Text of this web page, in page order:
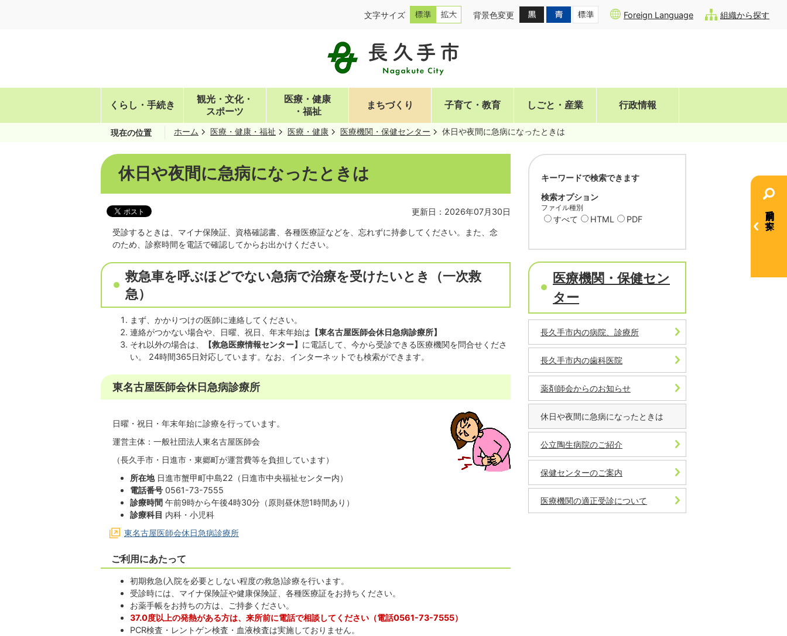
文字サイズ 背景色変更 Foreign Language 組織から探す
くらし・手続き
観光・文化・
スポーツ
医療・健康
・福祉
まちづくり 子育て・教育 しごと・産業 行政情報
目的別で探す
現在の位置 ホーム 医療・健康・福祉 医療・健康 医療機関・保健センター 休日や夜間に急病になったときは
休日や夜間に急病になったときは
更新日：2026年07月30日
受診するときは、マイナ保険証、資格確認書、各種医療証などを、忘れずに持参してください。また、念
のため、診察時間を電話で確認してからお出かけください。
救急車を呼ぶほどでない急病で治療を受けたいとき（一次救
急）
まず、かかりつけの医師に連絡してください。
連絡がつかない場合や、日曜、祝日、年末年始は 【東名古屋医師会休日急病診療所】
それ以外の場合は、
【救急医療情報センター】 に電話して、今から受診できる医療機関を問合せくださ
い。 24時間365日対応しています。なお、インターネットでも検索ができます。
東名古屋医師会休日急病診療所
日曜・祝日・年末年始に診療を行っています。
運営主体：一般社団法人東名古屋医師会
（長久手市・日進市・東郷町が運営費等を負担しています）
所在地日進市蟹甲町中島22（日進市中央福祉センター内）
電話番号 0561-73-7555
診療時間 午前9時から午後4時30分（原則昼休憩1時間あり）
診療科目 内科・小児科
東名古屋医師会休日急病診療所
ご利用にあたって
初期救急(入院を必要としない程度の救急)診療を行います。
受診時には、マイナ保険証や健康保険証、各種医療証をお持ちください。
お薬手帳をお持ちの方は、ご持参ください。
37.0度以上の発熱がある方は、来所前に電話で相談してください（電話0561-73-7555）
PCR検査・レントゲン検査・血液検査は実施しておりません。
キーワードで検索できます
検索オプション
ファイル種別
すべて HTML PDF
医療機関・保健セン
ター
長久手市内の病院、診療所
長久手市内の歯科医院
薬剤師会からのお知らせ
休日や夜間に急病になったときは
公立陶生病院のご紹介
保健センターのご案内
医療機関の適正受診について